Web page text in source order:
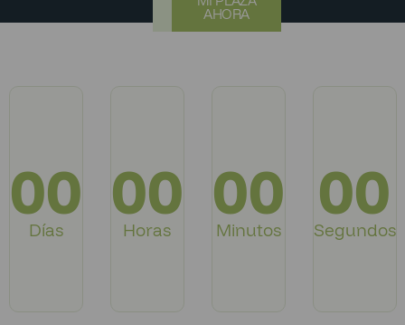
AHORA
00
Días
00
Horas
00
Minutos
00
Segundos